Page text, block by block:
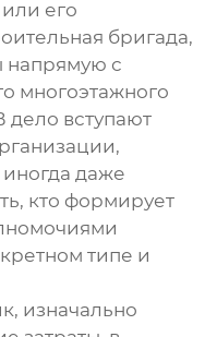
его
бригада,
напрямую с
многоэтажного
дело вступают
даже
кто формирует
типе и
изначально